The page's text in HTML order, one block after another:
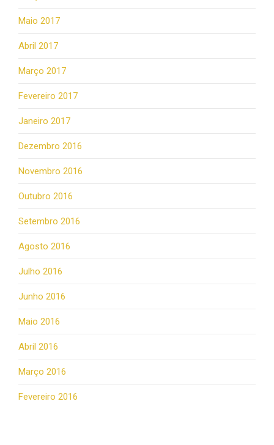
Maio 2017
Abril 2017
Março 2017
Fevereiro 2017
Janeiro 2017
Dezembro 2016
Novembro 2016
Outubro 2016
Setembro 2016
Agosto 2016
Julho 2016
Junho 2016
Maio 2016
Abril 2016
Março 2016
Fevereiro 2016